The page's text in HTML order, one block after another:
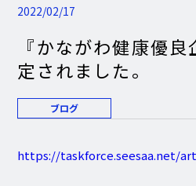
2022/02/17
『かながわ健康優
定されました。
ブログ
https://taskforce.seesaa.net/